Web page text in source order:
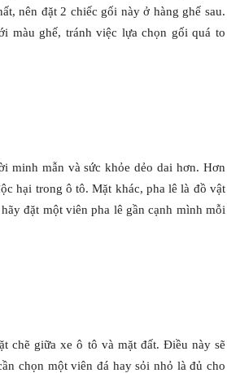
nên đặt 2 chiếc gối này ở hàng ghế sau.
màu ghế, tránh việc lựa chọn gối quá to
minh mẫn và sức khỏe dẻo dai hơn. Hơn
hại trong ô tô. Mặt khác, pha lê là đồ vật
đặt một viên pha lê gần cạnh mình mỗi
chẽ giữa xe ô tô và mặt đất. Điều này sẽ
chọn một viên đá hay sỏi nhỏ là đủ cho